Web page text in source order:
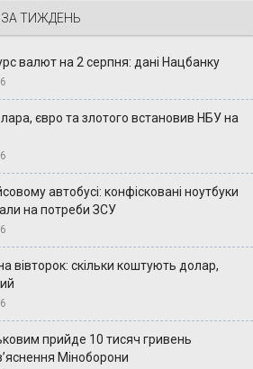
ТИЖДЕНЬ
валют на 2 серпня: дані Нацбанку
євро та злотого встановив НБУ на
автобусі: конфісковані ноутбуки
на потреби ЗСУ
вівторок: скільки коштують долар,
прийде 10 тисяч гривень
Міноборони